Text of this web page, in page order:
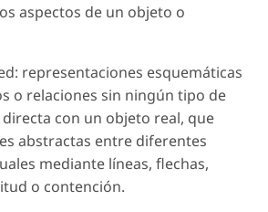
aspectos de un objeto o
representaciones esquemáticas
o relaciones sin ningún tipo de
con un objeto real, que
abstractas entre diferentes
mediante líneas, flechas,
o contención.